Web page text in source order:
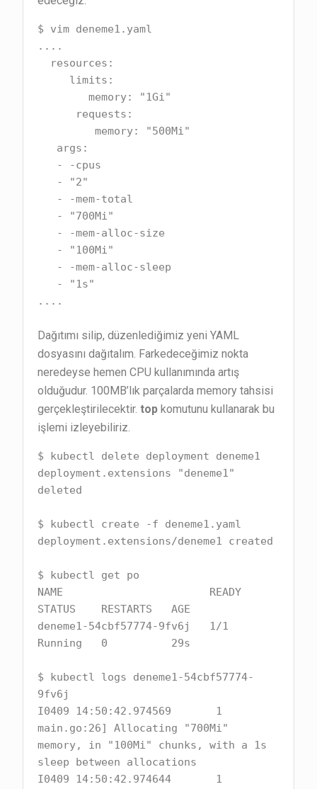
$ vim deneme1.yaml
....
        memory: "1Gi"
         memory: "500Mi"
....
Dağıtımı silip, düzenlediğimiz yeni YAML
dosyasını dağıtalım. Farkedeceğimiz nokta
neredeyse hemen CPU kullanımında artış
olduğudur. 100MB’lık parçalarda memory tahsisi
gerçekleştirilecektir.top komutunu kullanarak bu
işlemi izleyebiliriz.
$ kubectl delete deployment deneme1
deployment.extensions "deneme1"
deleted
$ kubectl create -f deneme1.yaml
deployment.extensions/deneme1 created
$ kubectl get po
NAME                       READY
STATUS    RESTARTS   AGE
deneme1-54cbf57774-9fv6j   1/1
Running   0          29s
$ kubectl logs deneme1-54cbf57774-
9fv6j
I0409 14:50:42.974569       1
main.go:26] Allocating "700Mi"
memory, in "100Mi" chunks, with a 1s
sleep between allocations
I0409 14:50:42.974644       1